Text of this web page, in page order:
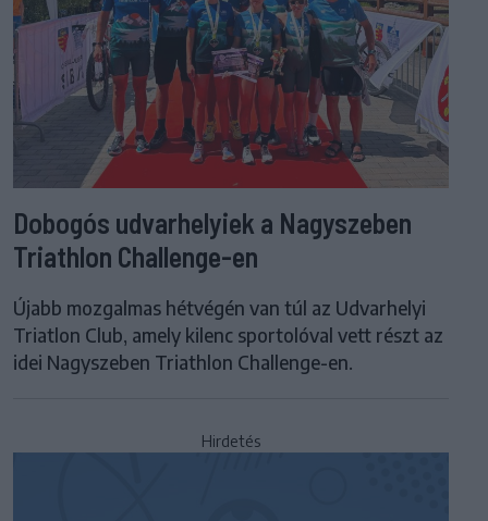
Dobogós udvarhelyiek a Nagyszeben
Triathlon Challenge-en
Újabb mozgalmas hétvégén van túl az Udvarhelyi
Triatlon Club, amely kilenc sportolóval vett részt az
idei Nagyszeben Triathlon Challenge-en.
Hirdetés